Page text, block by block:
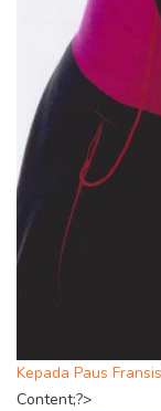
Kepada Paus
Content;?>